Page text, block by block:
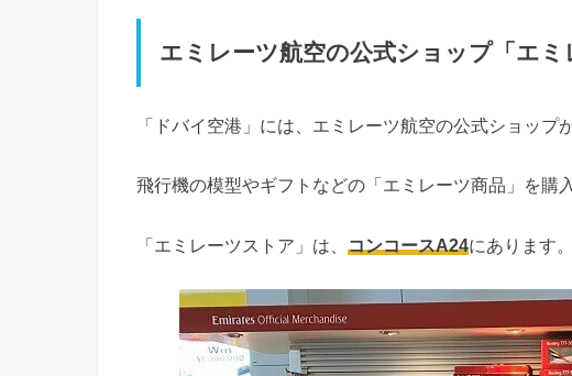
エミレーツ航空の公式ショップ「エミ
「ドバイ空港」には、エミレーツ航空の公式ショップ
飛行機の模型やギフトなどの「エミレーツ商品」を購
「エミレーツストア」は、 コンコースA24にあります。